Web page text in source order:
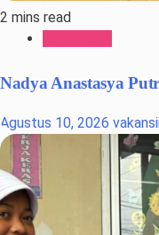
2 mins read
Nadya Anastasya
Agustus 10, 2026